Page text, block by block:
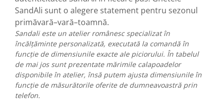
SandAli sunt o alegere statement pentru sezonul
primăvară–vară–toamnă.
Sandali este un atelier românesc specializat în
încălțăminte personalizată, executată la comandă în
funcție de dimensiunile exacte ale piciorului. În tabelul
de mai jos sunt prezentate mărimile calapoadelor
disponibile în atelier, însă putem ajusta dimensiunile în
funcție de măsurătorile oferite de dumneavoastră prin
telefon.